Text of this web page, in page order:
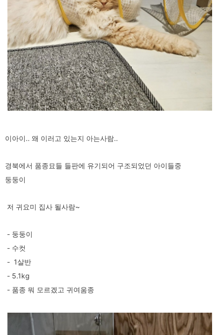
이아이.. 왜 이러고 있는지 아는사람..
경북에서 품종묘들 들판에 유기되어 구조되었던 아이들중
둥둥이
저 귀요미 집사 될사람~
- 둥둥이
- 수컷
- 1살반
- 5.1kg
- 품종 뭐 모르겠고 귀여움종